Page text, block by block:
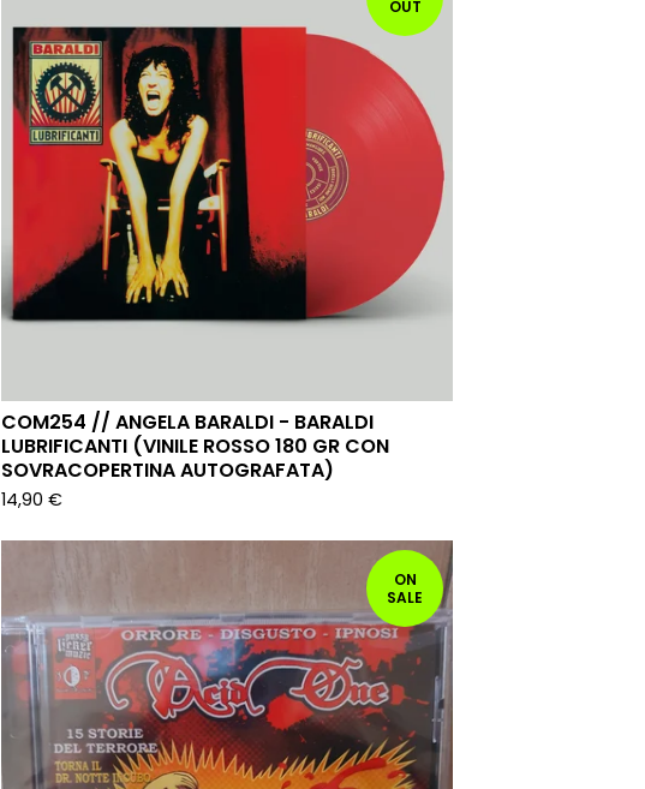
OUT
COM254 // ANGELA BARALDI - BARALDI
LUBRIFICANTI (VINILE ROSSO 180 GR CON
SOVRACOPERTINA AUTOGRAFATA)
14,90 €
ON
SALE